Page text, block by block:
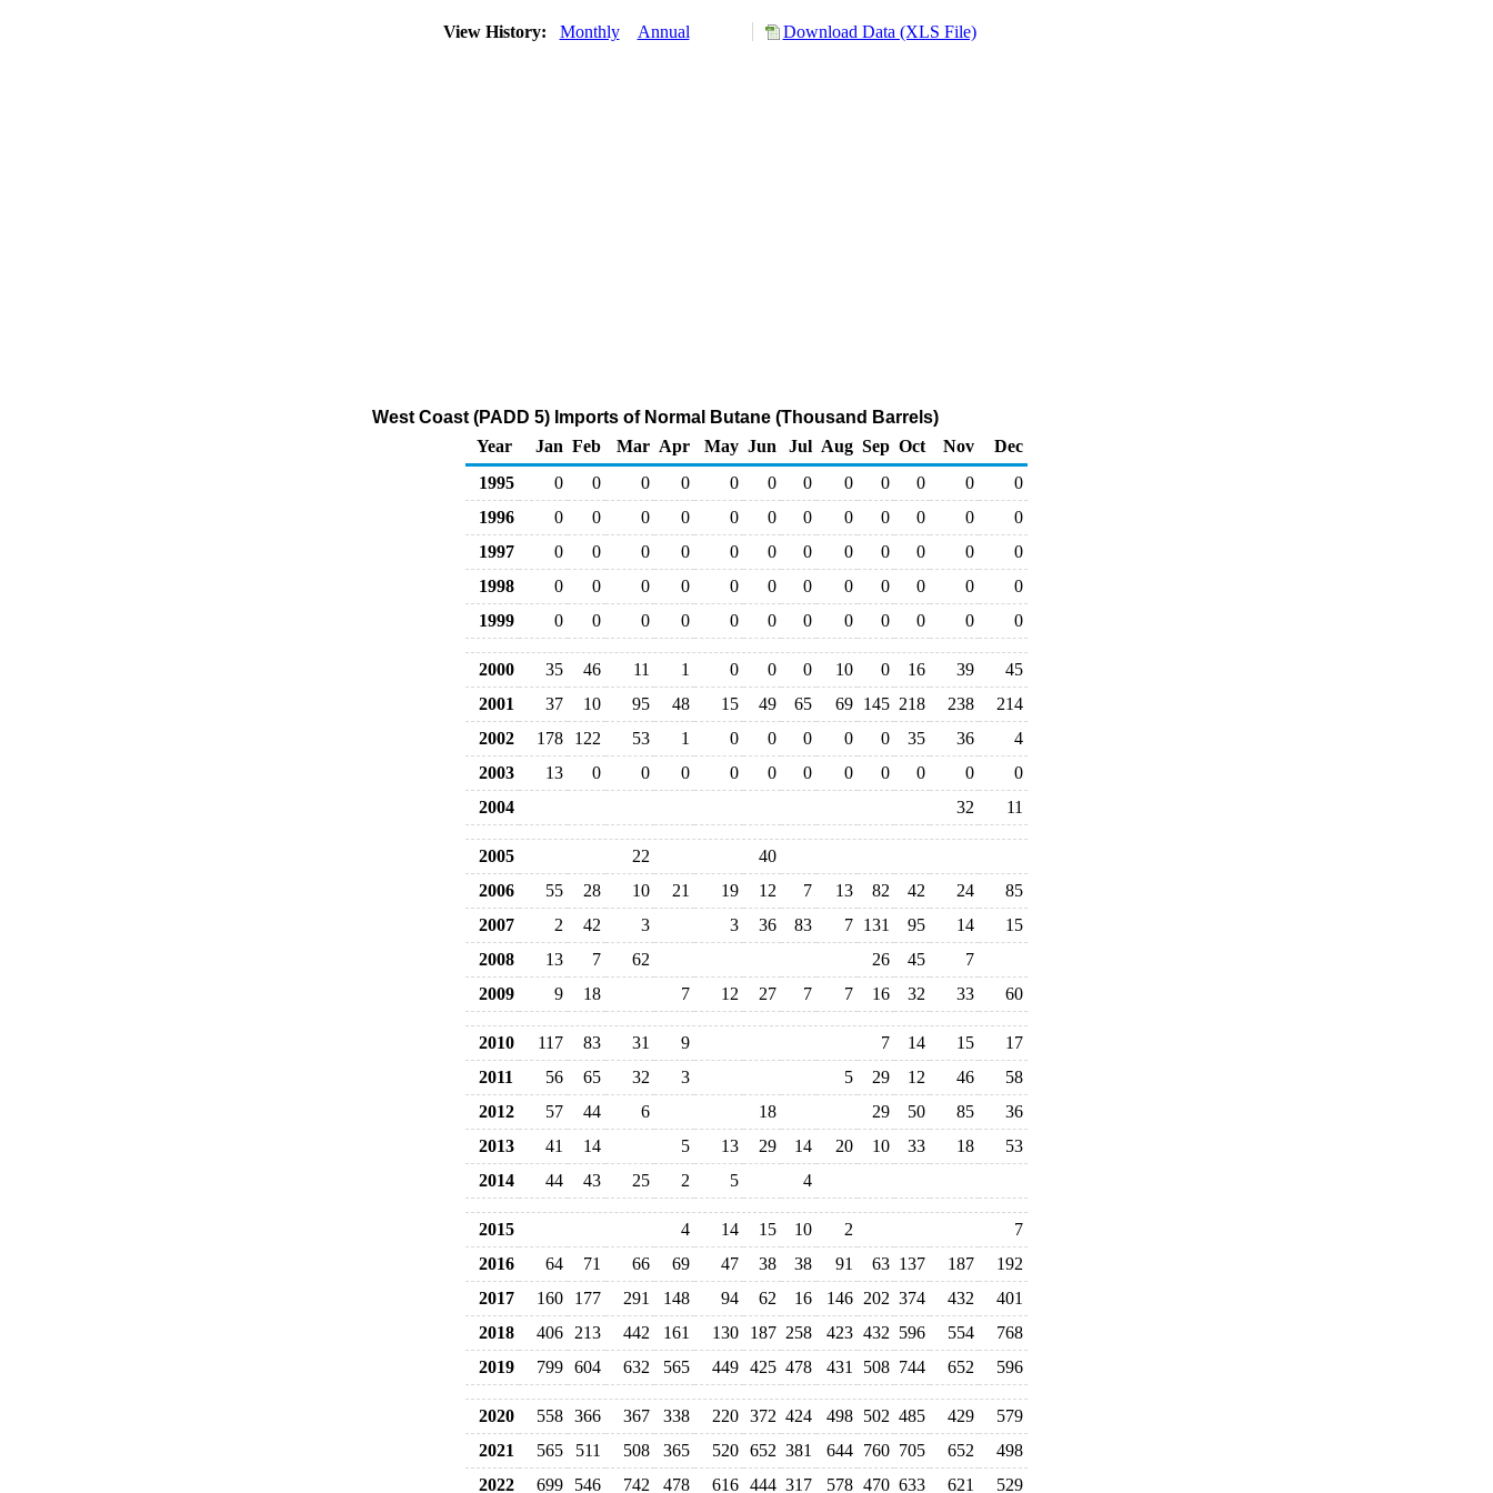
View History: Monthly Annual Download Data (XLS File)
West Coast (PADD 5) Imports of Normal Butane (Thousand Barrels)
Year
Jan Feb Mar Apr May Jun Jul Aug Sep Oct Nov
Dec
1995
0 0 0 0 0 0 0 0 0 0 0
0
1996
0 0 0 0 0 0 0 0 0 0 0
0
1997
0 0 0 0 0 0 0 0 0 0 0
0
1998
0 0 0 0 0 0 0 0 0 0 0
0
1999
0 0 0 0 0 0 0 0 0 0 0 0
2000 35 46 11 1 0 0 0 10 0 16 39
45
2001
37 10 95 48 15 49 65 69 145 218 238
214
2002
178 122 53 1 0 0 0 0 0 35 36
4
2003
13 0 0 0 0 0 0 0 0 0 0
0
2004
32 11
2005 22
40
2006
55 28 10 21 19 12 7 13 82 42 24
85
2007
2 42 3 3 36 83 7 131 95 14
15
2008
13 7 62 26 45
7
2009
9 18 7 12 27 7 7 16 32 33 60
2010 117 83 31 9 7 14 15
17
2011
56 65 32 3 5 29 12 46
58
2012
57 44 6 18 29 50 85
36
2013
41 14 5 13 29 14 20 10 33 18
53
2014
44 43 25 2 5 4
2015 4 14 15 10 2
7
2016
64 71 66 69 47 38 38 91 63 137 187
192
2017
160 177 291 148 94 62 16 146 202 374 432
401
2018
406 213 442 161 130 187 258 423 432 596 554
768
2019
799 604 632 565 449 425 478 431 508 744 652 596
2020 558 366 367 338 220 372 424 498 502 485 429
579
2021
565 511 508 365 520 652 381 644 760 705 652
498
2022
699 546 742 478 616 444 317 578 470 633 621 529